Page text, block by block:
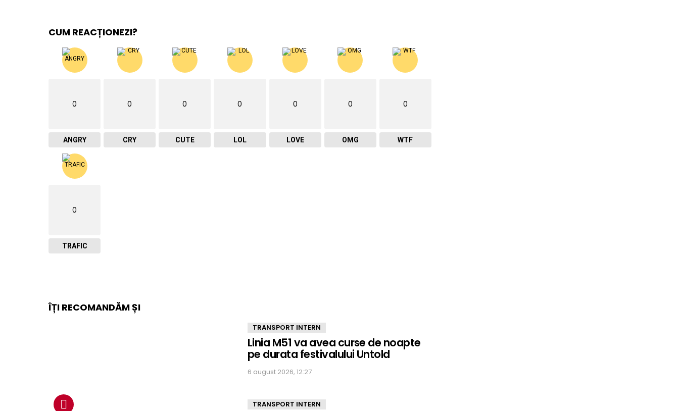
CUM REACȚIONEZI?
0
ANGRY
0
CRY
0
CUTE
0
LOL
0
LOVE
0
OMG
0
WTF
0
TRAFIC
ÎȚI RECOMANDĂM ȘI
TRANSPORT INTERN
Linia M51 va avea curse de noapte
pe durata festivalului Untold
6 august 2026, 12:27
TRANSPORT INTERN